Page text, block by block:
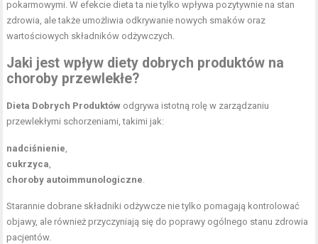
pokarmowymi. W efekcie dieta ta nie tylko wpływa pozytywnie na stan
zdrowia, ale także umożliwia odkrywanie nowych smaków oraz
wartościowych składników odżywczych.
Jaki jest wpływ diety dobrych produktów na
choroby przewlekłe?
Dieta Dobrych Produktów odgrywa istotną rolę w zarządzaniu
przewlekłymi schorzeniami, takimi jak:
nadciśnienie,
cukrzyca,
choroby autoimmunologiczne.
Starannie dobrane składniki odżywcze nie tylko pomagają kontrolować
objawy, ale również przyczyniają się do poprawy ogólnego stanu zdrowia
pacjentów.